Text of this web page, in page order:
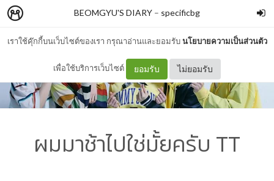
เราใช้คุ๊กกี้บนเว็บไซต์ของเรา กรุณาอ่านและยอมรับนโยบายความเป็นส่วนตัว
เพื่อใช้บริการเว็บไซต์ ยอมรับ ไม่ยอมรับ
BEOMGYU'S DIARY – specificbg
ผมมาช้าไปใช่มั้ยครับ TT